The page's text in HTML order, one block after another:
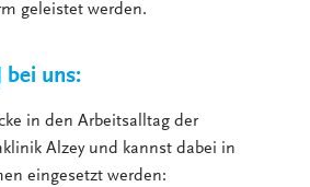
geleistet werden.
bei uns:
in den Arbeitsalltag der
Alzey und kannst dabei in
eingesetzt werden: